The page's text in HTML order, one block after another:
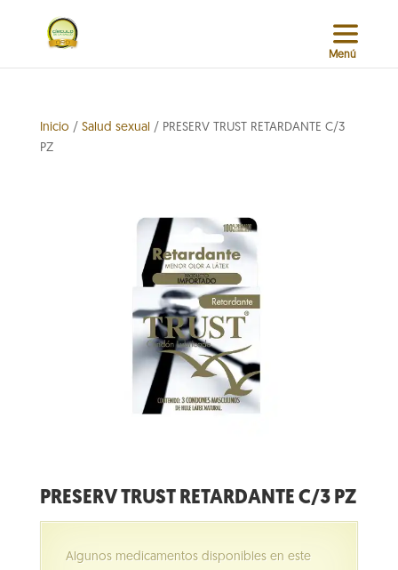
Inicio / Salud sexual / PRESERV TRUST RETARDANTE C/3
PZ
PRESERV TRUST RETARDANTE C/3 PZ
Algunos medicamentos disponibles en este